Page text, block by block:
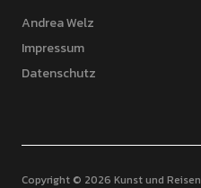
Andrea Welz
Impressum
Datenschutz
Copyright © 2026 Kunst und Reisen